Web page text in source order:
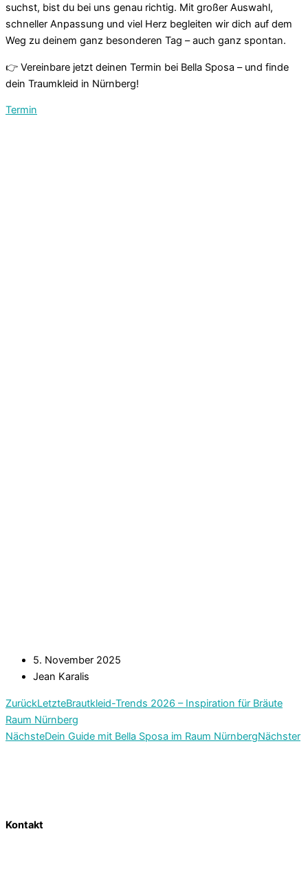
suchst, bist du bei uns genau richtig. Mit großer Auswahl,
schneller Anpassung und viel Herz begleiten wir dich auf dem
Weg zu deinem ganz besonderen Tag – auch ganz spontan.
👉 Vereinbare jetzt deinen Termin bei Bella Sposa – und finde
dein Traumkleid in Nürnberg!
Termin
5. November 2025
Jean Karalis
ZurückLetzteBrautkleid-Trends 2026 – Inspiration für Bräute
Raum Nürnberg
NächsteDein Guide mit Bella Sposa im Raum NürnbergNächster
Kontakt